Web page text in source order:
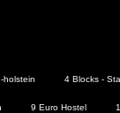
holstein 4 Blocks -
9 Euro Hostel